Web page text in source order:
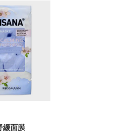
面膜